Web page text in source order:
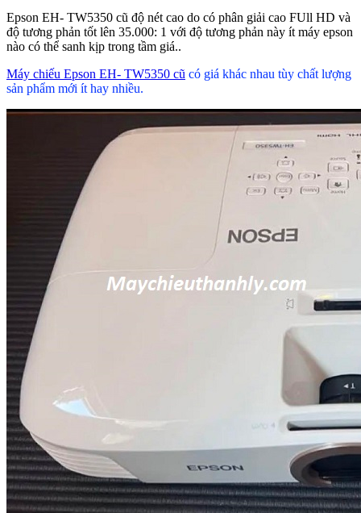
Epson EH- TW5350 cũ độ nét cao do có phân giải cao FUll HD và
độ tương phản tốt lên 35.000: 1 với độ tương phản này ít máy epson
nào có thể sanh kịp trong tầm giá..
Máy chiếu Epson EH- TW5350 cũ có giá khác nhau tùy chất lượng
sản phẩm mới ít hay nhiều.